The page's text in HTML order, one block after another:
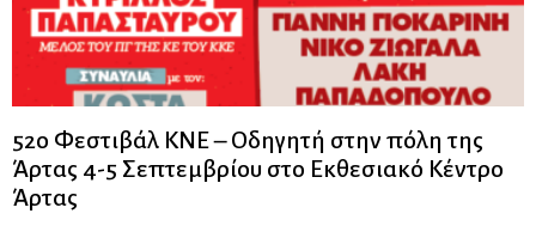
52ο Φεστιβάλ ΚΝΕ – Οδηγητή στην πόλη της
Άρτας 4-5 Σεπτεμβρίου στο Εκθεσιακό Κέντρο
Άρτας